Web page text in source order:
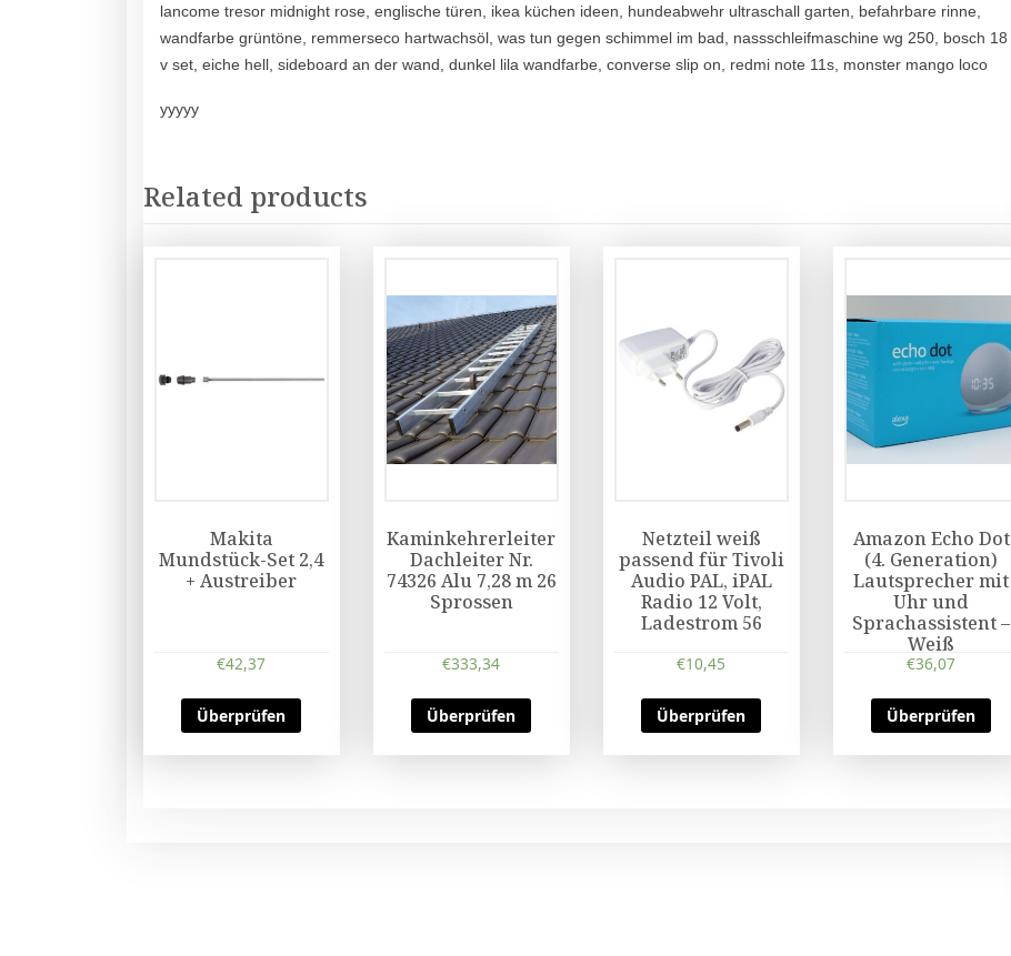
lancome tresor midnight rose, englische türen, ikea küchen ideen, hundeabwehr ultraschall garten, befahrbare rinne,
wandfarbe grüntöne, remmerseco hartwachsöl, was tun gegen schimmel im bad, nassschleifmaschine wg 250, bosch 18
v set, eiche hell, sideboard an der wand, dunkel lila wandfarbe, converse slip on, redmi note 11s, monster mango loco
yyyyy
Related products
Makita
Mundstück-Set 2,4
+ Austreiber
€42,37
Überprüfen
Kaminkehrerleiter
Dachleiter Nr.
74326 Alu 7,28 m 26
Sprossen
€333,34
Überprüfen
Netzteil weiß
passend für Tivoli
Audio PAL, iPAL
Radio 12 Volt,
Ladestrom 56
€10,45
Überprüfen
Amazon Echo Dot
(4. Generation)
Lautsprecher mit
Uhr und
Sprachassistent –
Weiß
€36,07
Überprüfen